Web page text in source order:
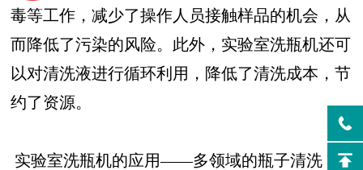
毒等工作，减少了操作人员接触样品的机会，从
而降低了污染的风险。此外，实验室洗瓶机还可
以对清洗液进行循环利用，降低了清洗成本，节
约了资源。
实验室洗瓶机的应用——多领域的瓶子清洗